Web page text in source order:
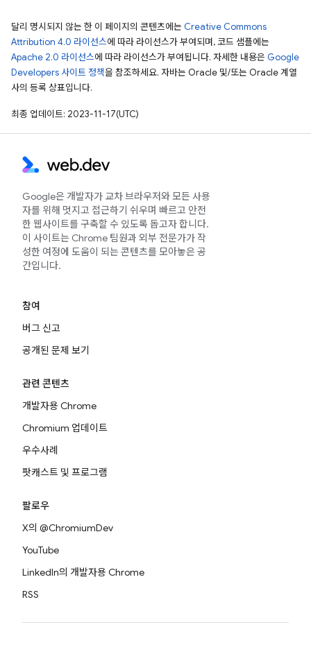
달리 명시되지 않는 한 이 페이지의 콘텐츠에는 Creative Commons
Attribution 4.0 라이선스에 따라 라이선스가 부여되며, 코드 샘플에는
Apache 2.0 라이선스에 따라 라이선스가 부여됩니다. 자세한 내용은 Google
Developers 사이트 정책을 참조하세요. 자바는 Oracle 및/또는 Oracle 계열
사의 등록 상표입니다.
최종 업데이트: 2023-11-17(UTC)
Google은 개발자가 교차 브라우저와 모든 사용
자를 위해 멋지고 접근하기 쉬우며 빠르고 안전
한 웹사이트를 구축할 수 있도록 돕고자 합니다.
이 사이트는 Chrome 팀원과 외부 전문가가 작
성한 여정에 도움이 되는 콘텐츠를 모아놓은 공
간입니다.
참여
버그 신고
공개된 문제 보기
관련 콘텐츠
개발자용 Chrome
Chromium 업데이트
우수사례
팟캐스트 및 프로그램
팔로우
X의 @ChromiumDev
YouTube
LinkedIn의 개발자용 Chrome
RSS